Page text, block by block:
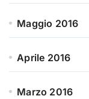
Maggio 2016
Aprile 2016
Marzo 2016